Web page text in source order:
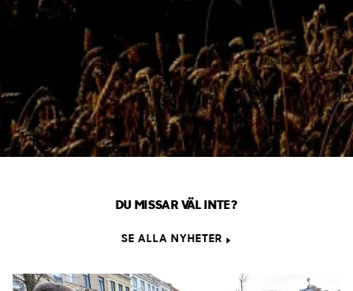
DU MISSAR VÄL INTE?
SE ALLA NYHETER